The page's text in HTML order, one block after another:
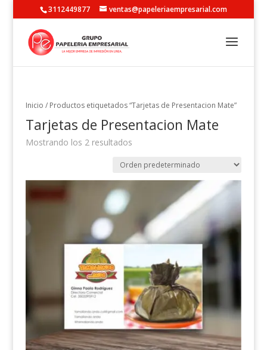
3112449877 ventas@papeleriaempresarial.com
Inicio / Productos etiquetados “Tarjetas de Presentacion Mate”
Tarjetas de Presentacion Mate
Mostrando los 2 resultados